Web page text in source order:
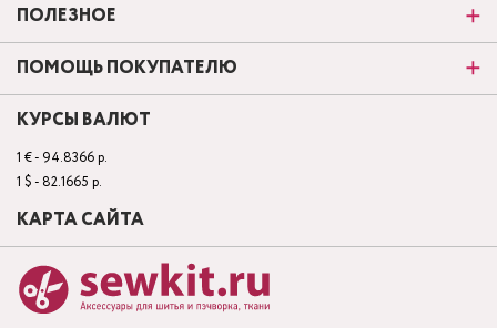
ПОЛЕЗНОЕ
ПОМОЩЬ ПОКУПАТЕЛЮ
КУРСЫ ВАЛЮТ
1 € - 94.8366 р.
1 $ - 82.1665 р.
КАРТА САЙТА